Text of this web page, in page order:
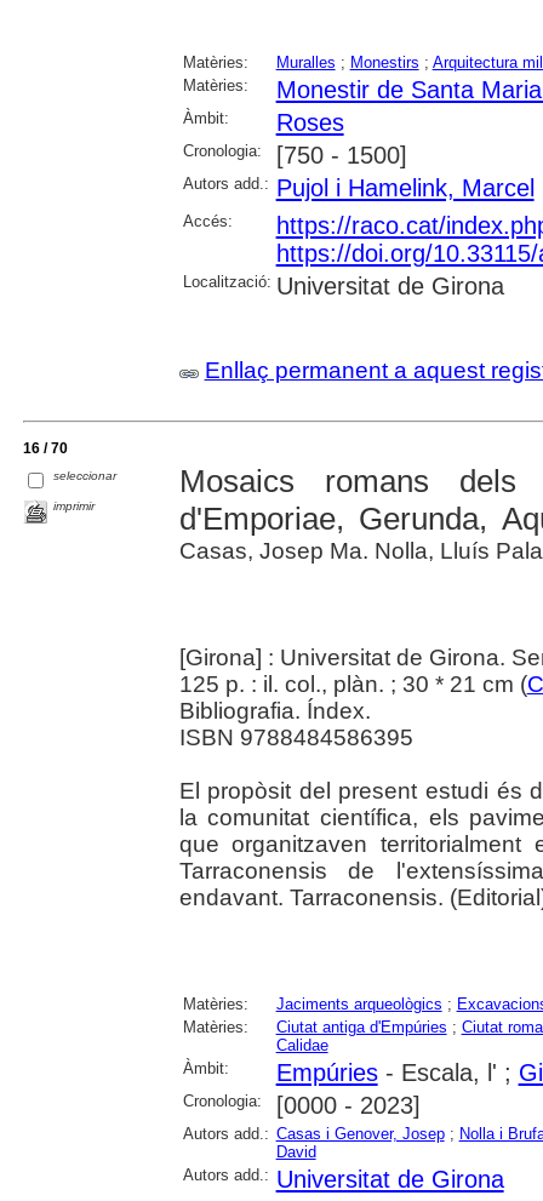
Matèries: Muralles ; Monestirs ; Arquitectura
Matèries:
Monestir de Santa
Àmbit: Roses
Cronologia: [750 - 1500]
Autors add.: Pujol i Hamelink, Marcel
Accés:
https://raco.cat/
https://doi.org/
Localització: Universitat de Girona
Enllaç permanent a aquest
16 / 70
seleccionar
imprimir
Mosaics romans
d'Emporiae, Gerunda,
Casas, Josep Ma. Nolla, Lluís
[Girona] : Universitat de Girona.
125 p. : il. col., plàn. ; 30 * 21 cm (
Bibliografia. Índex.
ISBN 9788484586395
El propòsit del present estudi és
la comunitat científica, els
que organitzaven
Tarraconensis de
endavant. Tarraconensis.
Matèries: Jaciments arqueològics ;
Matèries:
Ciutat antiga d'Empúries ; Ciutat
Calidae
Àmbit:
Empúries- Escala, l' ;
Cronologia: [0000 - 2023]
Autors add.: Casas i Genover, Josep; Nolla i
David
Autors add.: Universitat de Girona